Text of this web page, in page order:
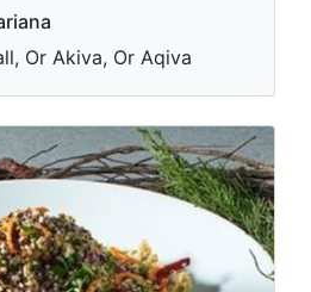
Or Akiva, Or Aqiva